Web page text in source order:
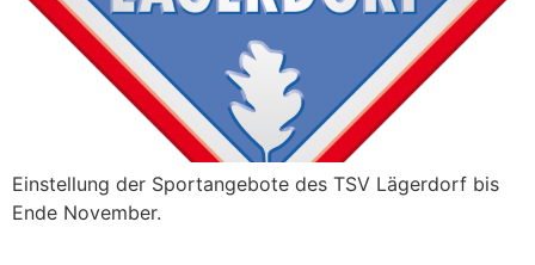
Einstellung der Sportangebote des TSV Lägerdorf bis
Ende November.